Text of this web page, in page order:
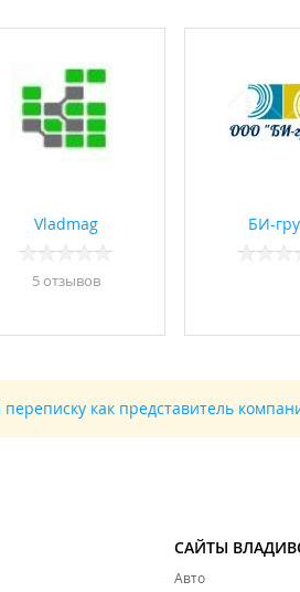
Vladmag
5 отзывов
БИ-
переписку как представитель
САЙТЫ
Авто